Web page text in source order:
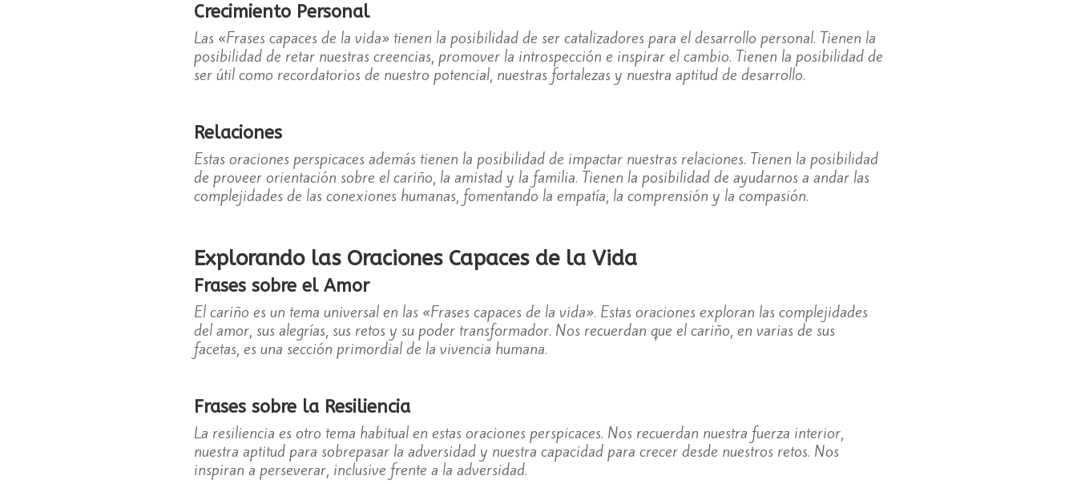
Crecimiento Personal
Las «Frases capaces de la vida» tienen la posibilidad de ser catalizadores para el desarrollo personal. Tienen la
posibilidad de retar nuestras creencias, promover la introspección e inspirar el cambio. Tienen la posibilidad de
ser útil como recordatorios de nuestro potencial, nuestras fortalezas y nuestra aptitud de desarrollo.
Relaciones
Estas oraciones perspicaces además tienen la posibilidad de impactar nuestras relaciones. Tienen la posibilidad
de proveer orientación sobre el cariño, la amistad y la familia. Tienen la posibilidad de ayudarnos a andar las
complejidades de las conexiones humanas, fomentando la empatía, la comprensión y la compasión.
Explorando las Oraciones Capaces de la Vida
Frases sobre el Amor
El cariño es un tema universal en las «Frases capaces de la vida». Estas oraciones exploran las complejidades
del amor, sus alegrías, sus retos y su poder transformador. Nos recuerdan que el cariño, en varias de sus
facetas, es una sección primordial de la vivencia humana.
Frases sobre la Resiliencia
La resiliencia es otro tema habitual en estas oraciones perspicaces. Nos recuerdan nuestra fuerza interior,
nuestra aptitud para sobrepasar la adversidad y nuestra capacidad para crecer desde nuestros retos. Nos
inspiran a perseverar, inclusive frente a la adversidad.